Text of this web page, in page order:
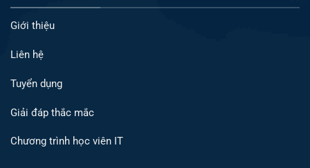
Giới thiệu
Liên hệ
Tuyển dụng
Giải đáp thắc mắc
Chương trình học viên IT